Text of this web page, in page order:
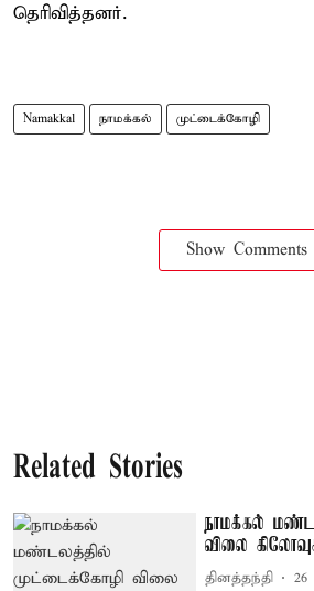
தெரிவித்தனர்.
Namakkal நாமக்கல் முட்டைக்கோழி
Show Comments
Related Stories
நாமக்கல்
விலை
தினத்தந்தி 26